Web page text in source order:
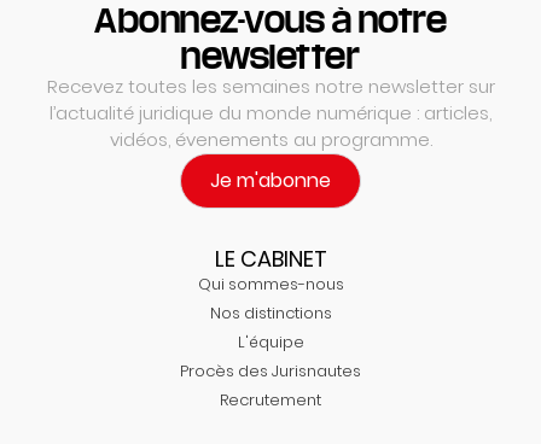
Abonnez-vous à notre
newsletter
Recevez toutes les semaines notre newsletter sur
l’actualité juridique du monde numérique : articles,
vidéos, évenements au programme.
Je m'abonne
LE CABINET
Qui sommes-nous
Nos distinctions
L'équipe
Procès des Jurisnautes
Recrutement